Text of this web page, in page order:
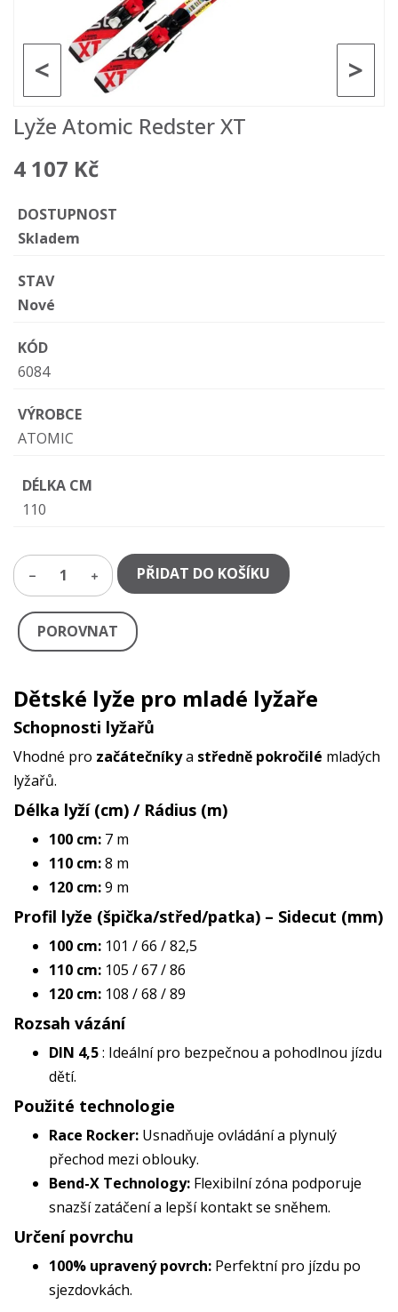
>
<
Lyže Atomic Redster XT
4 107 Kč
DOSTUPNOST
Skladem
STAV
Nové
KÓD
6084
VÝROBCE
ATOMIC
DÉLKA CM
110
1 PŘIDAT DO KOŠÍKU
POROVNAT
Dětské lyže pro mladé lyžaře
Schopnosti lyžařů
Vhodné pro začátečníkya středně pokročilé mladých
lyžařů.
Délka lyží (cm) / Rádius (m)
100 cm: 7 m
110 cm:8 m
120 cm:9 m
Profil lyže (špička/střed/patka) – Sidecut (mm)
100 cm: 101 / 66 / 82,5
110 cm: 105 / 67 / 86
120 cm: 108 / 68 / 89
Rozsah vázání
DIN 4,5: Ideální pro bezpečnou a pohodlnou jízdu
dětí.
Použité technologie
Race Rocker: Usnadňuje ovládání a plynulý
přechod mezi oblouky.
Bend-X Technology: Flexibilní zóna podporuje
snazší zatáčení a lepší kontakt se sněhem.
Určení povrchu
100% upravený povrch: Perfektní pro jízdu po
sjezdovkách.